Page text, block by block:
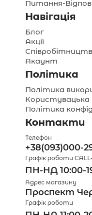
Питання-
Навігація
Блог
Акції
Акаунт
Політика
Політика
Користувацька
Політика
Контакти
Телефон
+38(093)000-
Графік роботи
ПН-НД 10:00-
Адрес магазину
Проспект
Графік роботи